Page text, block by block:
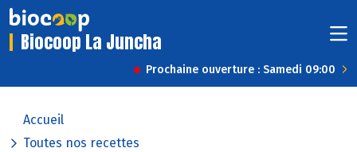
Biocoop La Juncha
Prochaine ouverture : Samedi 09:00
Accueil
Toutes nos recettes